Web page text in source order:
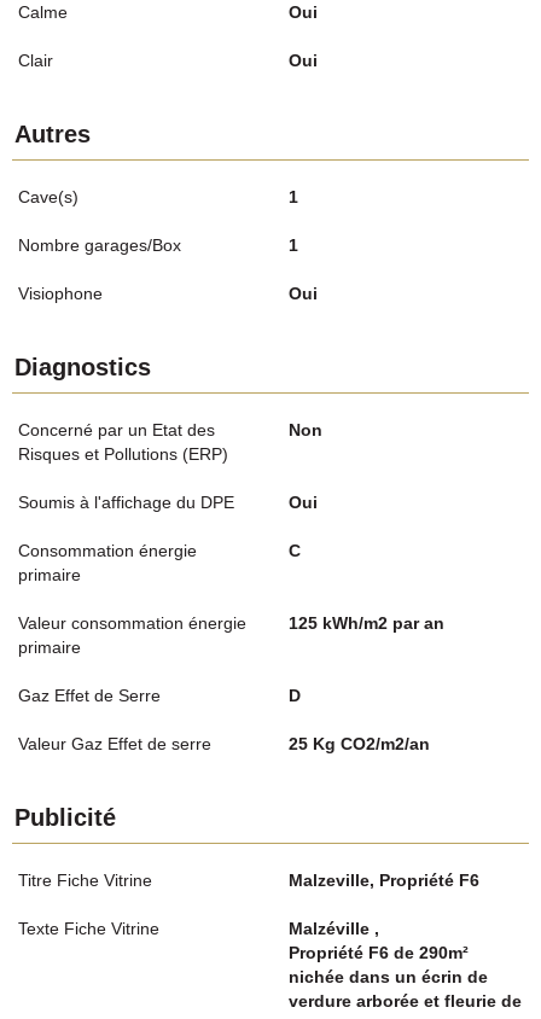
Calme Oui
Clair Oui
Autres
Cave(s) 1
Nombre garages/Box 1
Visiophone Oui
Diagnostics
Concerné par un Etat des
Risques et Pollutions (ERP)
Non
Soumis à l'affichage du DPE Oui
Consommation énergie
primaire
C
Valeur consommation énergie
primaire
125 kWh/m2 par an
Gaz Effet de Serre D
Valeur Gaz Effet de serre 25 Kg CO2/m2/an
Publicité
Titre Fiche Vitrine Malzeville, Propriété F6
Texte Fiche Vitrine
Malzéville ,
Propriété F6 de 290m²
nichée dans un écrin de
verdure arborée et fleurie de